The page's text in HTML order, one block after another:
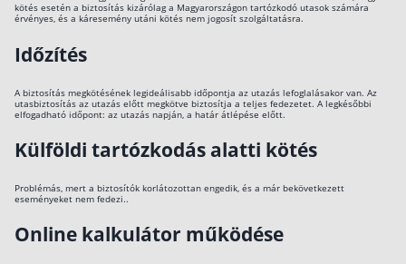
kötés esetén a biztosítás kizárólag a Magyarországon tartózkodó utasok számára
érvényes, és a káresemény utáni kötés nem jogosít szolgáltatásra.
Időzítés
A biztosítás megkötésének legideálisabb időpontja az utazás lefoglalásakor van. Az
utasbiztosítás az utazás előtt megkötve biztosítja a teljes fedezetet. A legkésőbbi
elfogadható időpont: az utazás napján, a határ átlépése előtt.
Külföldi tartózkodás alatti kötés
Problémás, mert a biztosítók korlátozottan engedik, és a már bekövetkezett
eseményeket nem fedezi..
Online kalkulátor működése